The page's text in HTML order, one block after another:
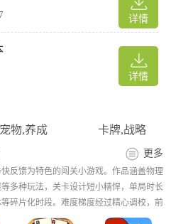
系叠加伤害的收益最大化。
详情
详情
宠物,养成
卡牌,战略
更多
反馈为特色的闯关小游戏。作品涵盖物理
多种玩法，关卡设计短小精悍，单局时长
碎片化时段。难度梯度经过精心调校，前
形陷阱与特效组合等机制，既保留解压属